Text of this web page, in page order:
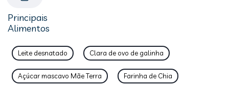
Principais
Alimentos
Leite desnatado Clara de ovo de galinha
Açúcar mascavo Mãe Terra Farinha de Chia